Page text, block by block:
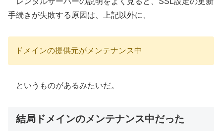
手続きが失敗する原因は、上記以外に、
ドメインの提供元がメンテナンス中
というものがあるみたいだ。
結局ドメインのメンテナンス中だった